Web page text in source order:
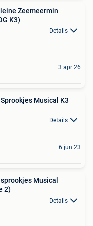
Zeemeermin
K3)
Details
3 apr 26
Musical K3
Details
6 jun 23
Musical
2)
Details